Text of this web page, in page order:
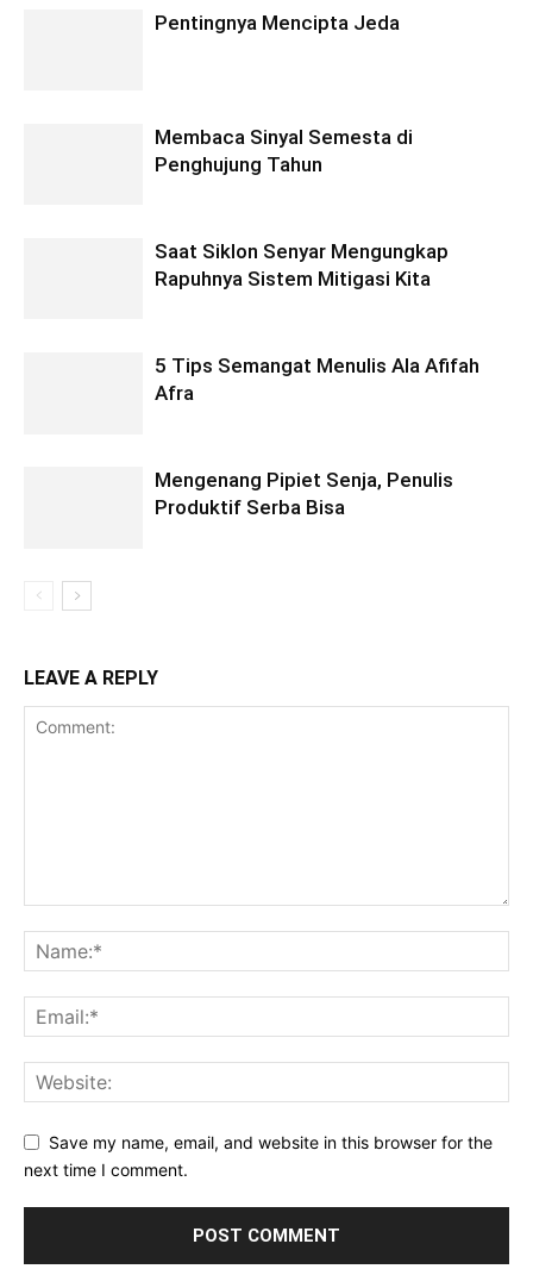
Pentingnya Mencipta Jeda
Membaca Sinyal Semesta di
Penghujung Tahun
Saat Siklon Senyar Mengungkap
Rapuhnya Sistem Mitigasi Kita
5 Tips Semangat Menulis Ala Afifah
Afra
Mengenang Pipiet Senja, Penulis
Produktif Serba Bisa
LEAVE A REPLY
Save my name, email, and website in this browser for the
next time I comment.